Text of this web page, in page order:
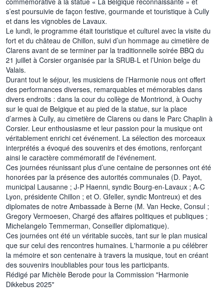
s’est poursuivie de façon festive, gourmande et touristique à Cully
et dans les vignobles de Lavaux.
Le lundi, le programme était touristique et culturel avec la visite du
fort et du château de Chillon, suivi d’un hommage au cimetière de
Clarens avant de se terminer par la traditionnelle soirée BBQ du
21 juillet à Corsier organisée par la SRUB-L et l’Union belge du
Valais.
Durant tout le séjour, les musiciens de l’Harmonie nous ont offert
des performances diverses, remarquables et mémorables dans
divers endroits : dans la cour du collège de Montriond, à Ouchy
sur le quai de Belgique et au pied de la statue, sur la place
d’armes à Cully, au cimetière de Clarens ou dans le Parc Chaplin à
Corsier. Leur enthousiasme et leur passion pour la musique ont
véritablement enrichi cet événement. La sélection des morceaux
interprétés a évoqué des souvenirs et des émotions, renforçant
ainsi le caractère commémoratif de l'événement.
Ces journées réunissant plus d’une centaine de personnes ont été
honorées par la présence des autorités communales (D. Payot,
municipal Lausanne ; J-P Haenni, syndic Bourg-en-Lavaux ; A-C
Lyon, présidente Chillon ; et O. Gfeller, syndic Montreux) et des
diplomates de notre Ambassade à Berne (M. Van Hecke, Consul ;
Gregory Vermoesen, Chargé des affaires politiques et publiques ;
Michelangelo Temmerman, Conseiller diplomatique).
Ces journées ont été un véritable succès, tant sur le plan musical
que sur celui des rencontres humaines. L'harmonie a pu célébrer
la mémoire et son centenaire à travers la musique, tout en créant
des souvenirs inoubliables pour tous les participants.
Rédigé par Michèle Berode pour la Commission "Harmonie
Dikkebus 2025"